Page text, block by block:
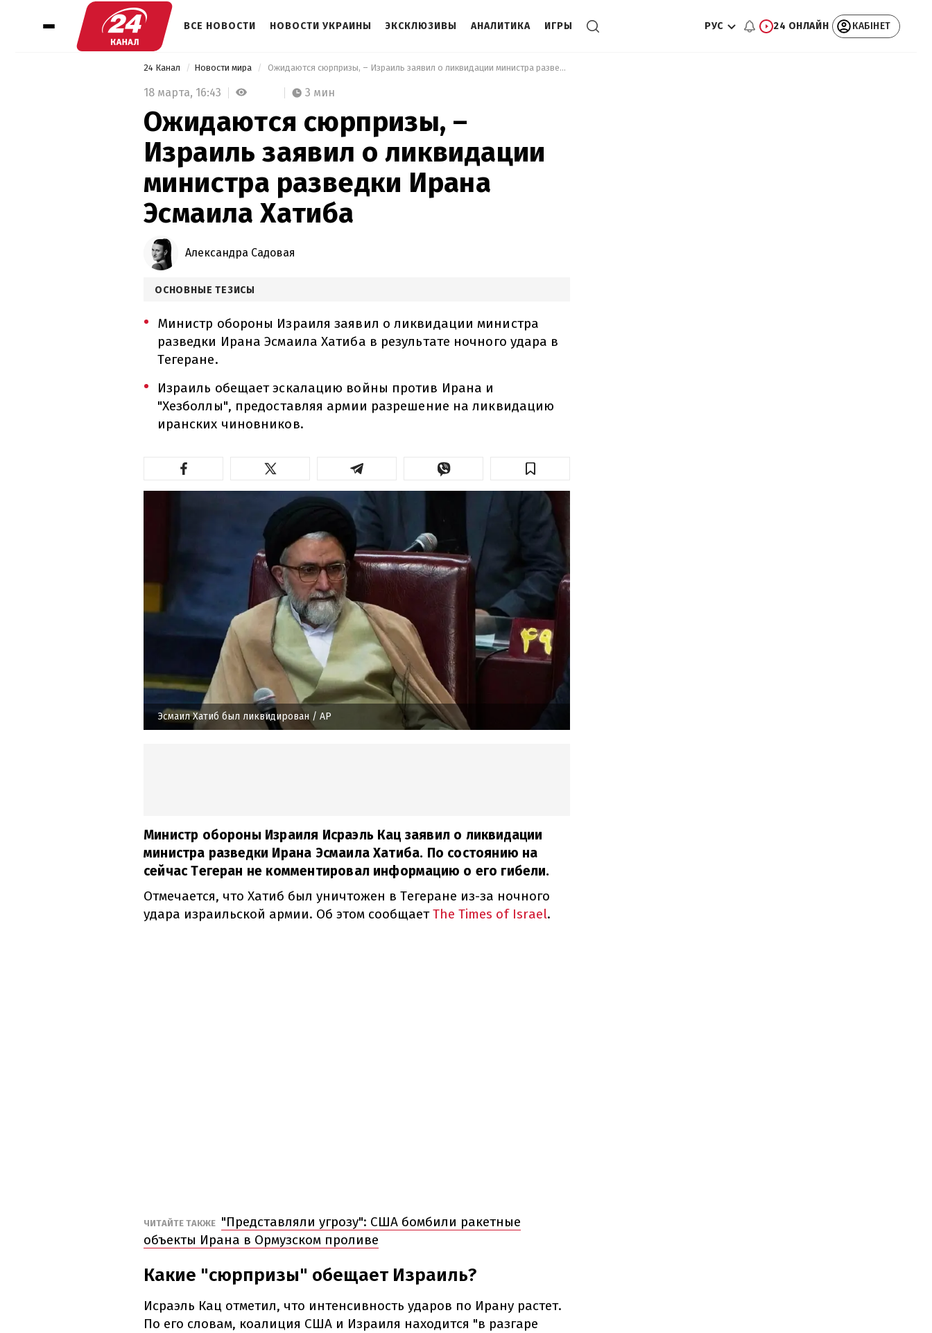
ВСЕ НОВОСТИ НОВОСТИ УКРАИНЫ ЭКСКЛЮЗИВЫ АНАЛИТИКА ИГРЫ РУС 24 ОНЛАЙН КАБІНЕТ
24 Канал Новости мира Ожидаются сюрпризы, – Израиль заявил о ликвидации министра разведки Ирана Эсмаила Хатиба
18 марта, 16:43 3 мин
Ожидаются сюрпризы, –
Израиль заявил о ликвидации
министра разведки Ирана
Эсмаила Хатиба
Александра Садовая
ОСНОВНЫЕ ТЕЗИСЫ
Министр обороны Израиля заявил о ликвидации министра
разведки Ирана Эсмаила Хатиба в результате ночного удара в
Тегеране.
Израиль обещает эскалацию войны против Ирана и
"Хезболлы", предоставляя армии разрешение на ликвидацию
иранских чиновников.
Эсмаил Хатиб был ликвидирован / AP
Министр обороны Израиля Исраэль Кац заявил о ликвидации
министра разведки Ирана Эсмаила Хатиба. По состоянию на
сейчас Тегеран не комментировал информацию о его гибели.
Отмечается, что Хатиб был уничтожен в Тегеране из-за ночного
удара израильской армии. Об этом сообщаетThe Times of Israel.
ЧИТАЙТЕ ТАКЖЕ "Представляли угрозу": США бомбили ракетные
объекты Ирана в Ормузском проливе
Какие "сюрпризы" обещает Израиль?
Исраэль Кац отметил, что интенсивность ударов по Ирану растет.
По его словам, коалиция США и Израиля находится "в разгаре